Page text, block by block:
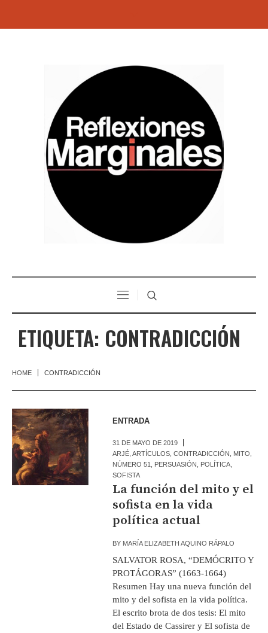
ETIQUETA: CONTRADICCIÓN
HOME CONTRADICCIÓN
ENTRADA
31 DE MAYO DE 2019
ARJÉ ,ARTÍCULOS ,CONTRADICCIÓN MITO
NÚMERO 51
PERSUASIÓN POLÍTICA
SOFISTA
La función del mito y el
sofista en la vida
política actual
BY MARÍA ELIZABETH AQUINO RÁPALO
SALVATOR ROSA, “DEMÓCRITO Y
PROTÁGORAS” (1663-1664)
Resumen Hay una nueva función del
mito y del sofista en la vida política.
El escrito brota de dos tesis: El mito
del Estado de Cassirer y El sofista de